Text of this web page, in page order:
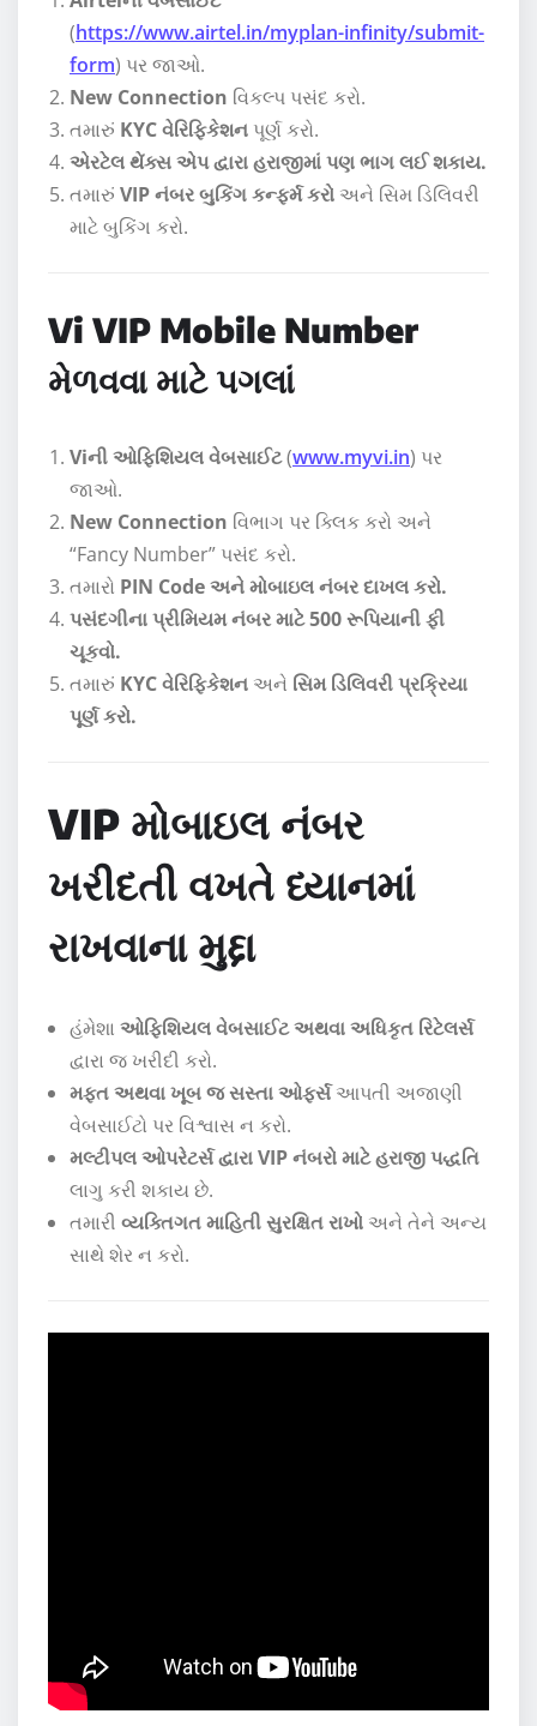
(https://www.airtel.in/myplan-infinity/submit-
form) પર જાઓ.
New Connection વિકલ્પ પસંદ કરો.
તમારું KYC વેરિફિકેશન પૂર્ણ કરો.
એરટેલ થેંક્સ એપ દ્વારા હરાજીમાં પણ ભાગ લઈ શકાય.
તમારું VIP નંબર બુકિંગ કન્ફર્મ કરો અને સિમ ડિલિવરી
માટે બુકિંગ કરો.
Vi VIP Mobile Number
મેળવવા માટે પગલાં
Viની ઓફિશિયલ વેબસાઈટ(www.myvi.in) પર
જાઓ.
New Connection વિભાગ પર ક્લિક કરો અને
“Fancy Number” પસંદ કરો.
તમારો PIN Code અને મોબાઇલ નંબર દાખલ કરો.
પસંદગીના પ્રીમિયમ નંબર માટે 500 રૂપિયાની ફી
ચૂકવો.
તમારું KYC વેરિફિકેશન અને સિમ ડિલિવરી પ્રક્રિયા
પૂર્ણ કરો.
VIP મોબાઇલ નંબર
ખરીદતી વખતે ધ્યાનમાં
રાખવાના મુદ્દા
હંમેશા ઓફિશિયલ વેબસાઈટ અથવા અધિકૃત રિટેલર્સ
દ્વારા જ ખરીદી કરો.
મફત અથવા ખૂબ જ સસ્તા ઓફર્સઆપતી અજાણી
વેબસાઈટો પર વિશ્વાસ ન કરો.
મલ્ટીપલ ઓપરેટર્સ દ્વારા VIP નંબરો માટે હરાજી પદ્ધતિ
લાગુ કરી શકાય છે.
તમારી વ્યક્તિગત માહિતી સુરક્ષિત રાખો અને તેને અન્ય
સાથે શેર ન કરો.